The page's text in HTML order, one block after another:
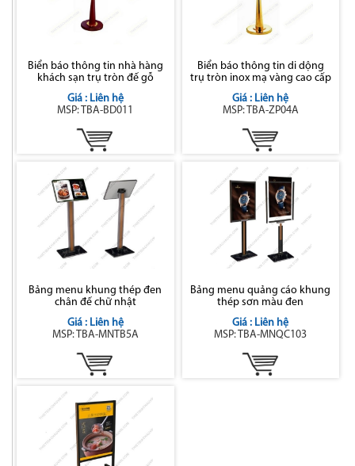
Biển báo thông tin nhà hàng
khách sạn trụ tròn đế gỗ
Giá : Liên hệ
MSP: TBA-BD011
Biển báo thông tin di dộng
trụ tròn inox mạ vàng cao cấp
Giá : Liên hệ
MSP: TBA-ZP04A
Bảng menu khung thép đen
chân đế chữ nhật
Giá : Liên hệ
MSP: TBA-MNTB5A
Bảng menu quảng cáo khung
thép sơn màu đen
Giá : Liên hệ
MSP: TBA-MNQC103